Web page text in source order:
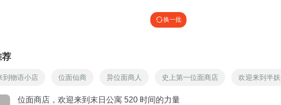
换一批
荐
到物语小店 位面仙商 异位面商人 史上第一位面商店 欢迎来到半
位面商店，欢迎来到末日公寓 520 时间的力量